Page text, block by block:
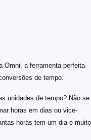
Omni, a ferramenta perfeita
de tempo.
unidades de tempo? Não se
horas em dias ou vice-
horas tem um dia e muito